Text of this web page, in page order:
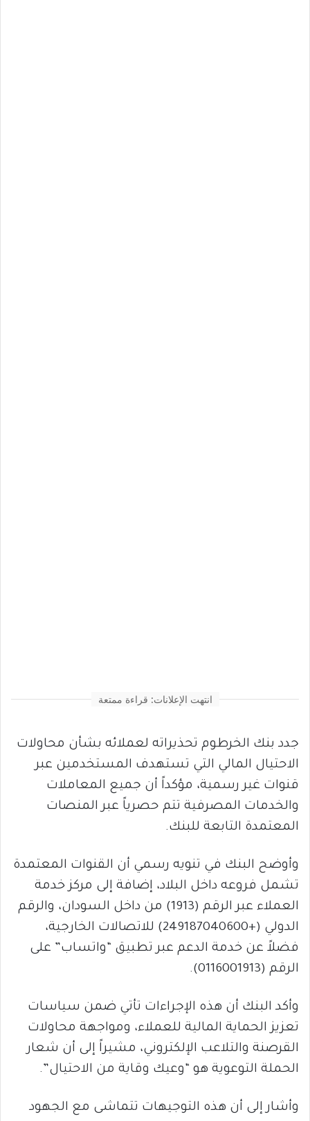
انتهت الإعلانات: قراءة ممتعة
جدد بنك الخرطوم تحذيراته لعملائه بشأن محاولات
الاحتيال المالي التي تستهدف المستخدمين عبر
قنوات غير رسمية، مؤكداً أن جميع المعاملات
والخدمات المصرفية تتم حصرياً عبر المنصات
المعتمدة التابعة للبنك.
وأوضح البنك في تنويه رسمي أن القنوات المعتمدة
تشمل فروعه داخل البلاد، إضافة إلى مركز خدمة
العملاء عبر الرقم (1913) من داخل السودان، والرقم
الدولي (+249187040600) للاتصالات الخارجية،
فضلاً عن خدمة الدعم عبر تطبيق “واتساب” على
الرقم (0116001913).
وأكد البنك أن هذه الإجراءات تأتي ضمن سياسات
تعزيز الحماية المالية للعملاء، ومواجهة محاولات
القرصنة والتلاعب الإلكتروني، مشيراً إلى أن شعار
الحملة التوعوية هو “وعيك وقاية من الاحتيال”.
وأشار إلى أن هذه التوجيهات تتماشى مع الجهود